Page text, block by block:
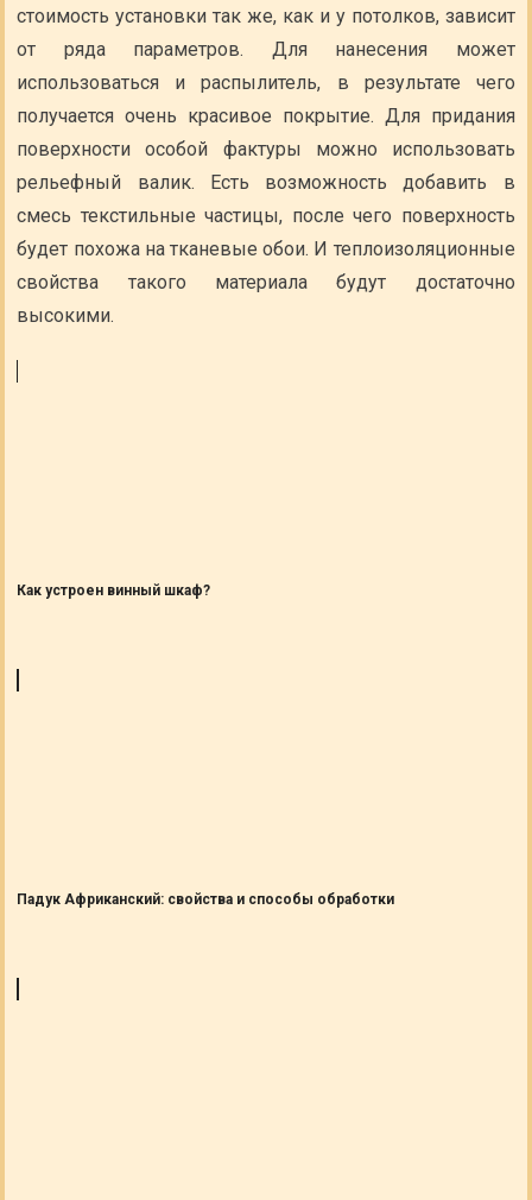
стоимость установки так же, как и у потолков, зависит
от ряда параметров. Для нанесения может
использоваться и распылитель, в результате чего
получается очень красивое покрытие. Для придания
поверхности особой фактуры можно использовать
рельефный валик. Есть возможность добавить в
смесь текстильные частицы, после чего поверхность
будет похожа на тканевые обои. И теплоизоляционные
свойства такого материала будут достаточно
высокими.
Как устроен винный шкаф?
Падук Африканский: свойства и способы обработки